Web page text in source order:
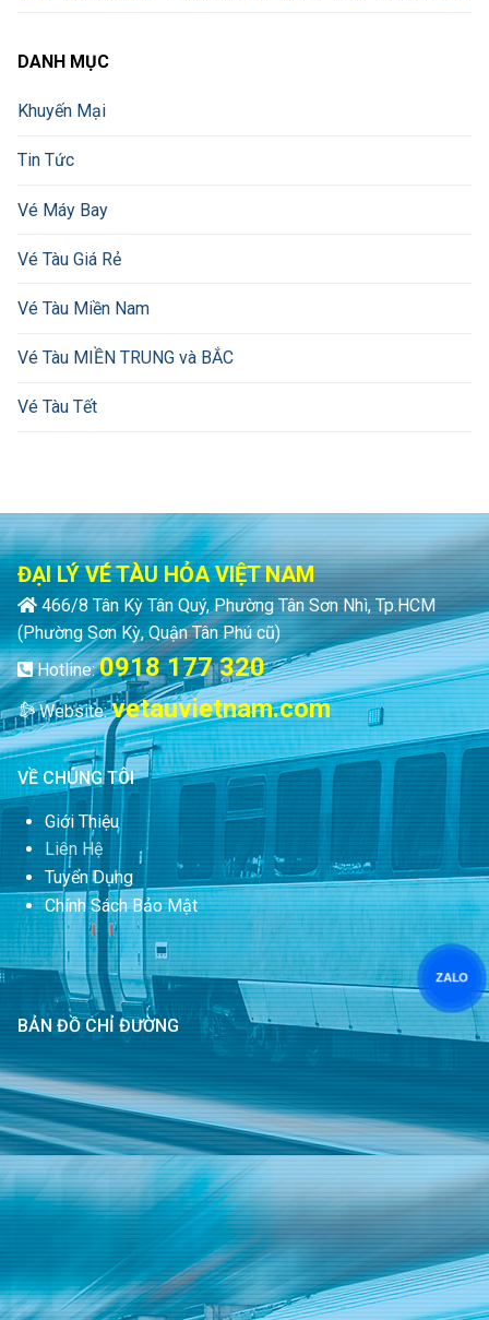
DANH MỤC
Khuyến Mại
Tin Tức
Vé Máy Bay
Vé Tàu Giá Rẻ
Vé Tàu Miền Nam
Vé Tàu MIỀN TRUNG và BẮC
Vé Tàu Tết
ĐẠI LÝ VÉ TÀU HỎA VIỆT NAM
466/8 Tân Kỳ Tân Quý, Phường Tân Sơn Nhì, Tp.HCM
(Phường Sơn Kỳ, Quận Tân Phú cũ)
Hotline:0918 177 320
Website:vetauvietnam.com
VỀ CHÚNG TÔI
Giới Thiệu
Liên Hệ
Tuyển Dụng
Chính Sách Bảo Mật
BẢN ĐỒ CHỈ ĐƯỜNG
ZALO